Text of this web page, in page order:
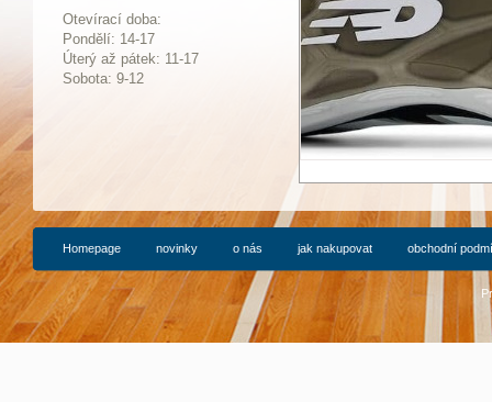
Otevírací doba:
Pondělí: 14-17
Úterý až pátek: 11-17
Sobota: 9-12
Homepage novinky o nás jak nakupovat obchodní